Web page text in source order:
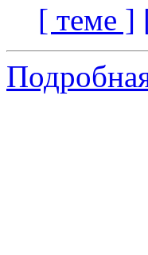
[ теме ]